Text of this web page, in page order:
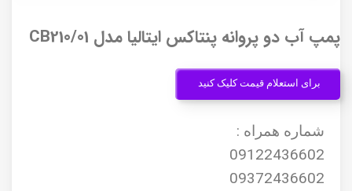
پمپ آب دو پروانه پنتاکس ایتالیا مدل CB210/01
برای استعلام قیمت کلیک کنید
شماره همراه :
09122436602
09372436602